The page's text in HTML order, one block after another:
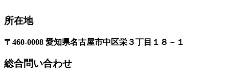
所在地
〒460-0008 愛知県名古屋市中区栄３丁目１８－１
総合問い合わせ